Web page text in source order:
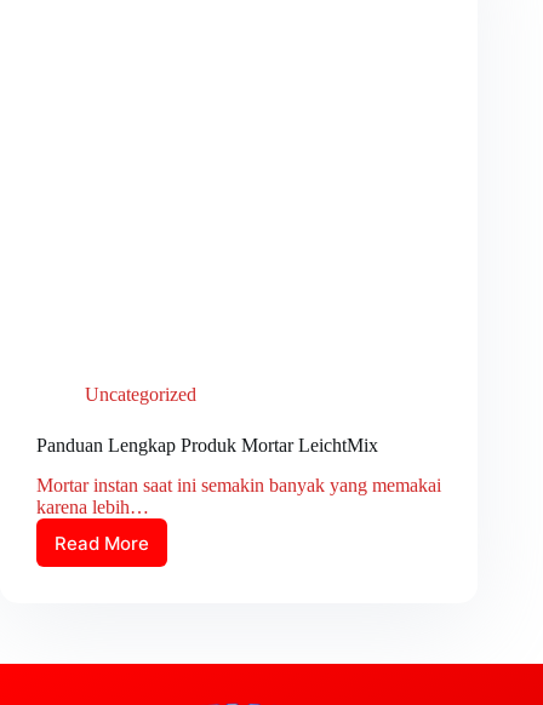
Uncategorized
Panduan Lengkap Produk Mortar LeichtMix
Mortar instan saat ini semakin banyak yang memakai
karena lebih…
Read More